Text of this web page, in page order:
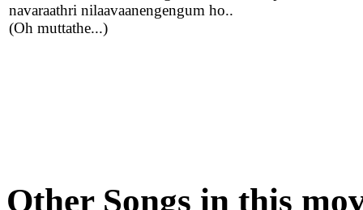
navaraathri nilaavaanengengum ho..
(Oh muttathe...)
Other Songs in this